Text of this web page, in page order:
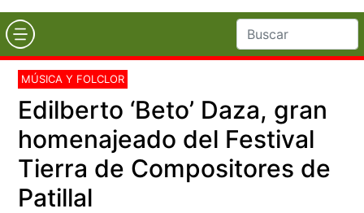
MÚSICA Y FOLCLOR
Edilberto ‘Beto’ Daza, gran
homenajeado del Festival
Tierra de Compositores de
Patillal